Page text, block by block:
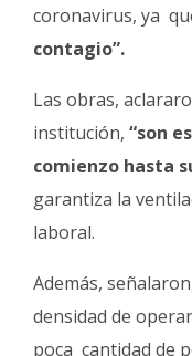
coronavirus, ya
contagio”.
Las obras,
institución, “son
comienzo hasta
garantiza la
laboral.
Además,
densidad de
poca cantidad de